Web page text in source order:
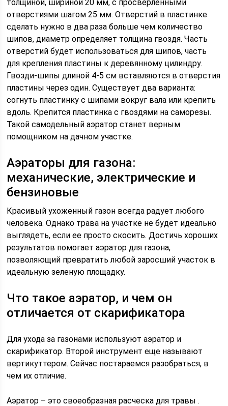
толщиной, шириной 20 мм, с просверленными
отверстиями шагом 25 мм. Отверстий в пластинке
сделать нужно в два раза больше чем количество
шипов, диаметр определяет толщина гвоздя. Часть
отверстий будет использоваться для шипов, часть
для крепления пластины к деревянному цилиндру.
Гвозди-шипы длиной 4-5 см вставляются в отверстия
пластины через один. Существует два варианта:
согнуть пластинку с шипами вокруг вала или крепить
вдоль. Крепится пластинка с гвоздями на саморезы.
Такой самодельный аэратор станет верным
помощником на дачном участке.
Аэраторы для газона:
механические, электрические и
бензиновые
Красивый ухоженный газон всегда радует любого
человека. Однако трава на участке не будет идеально
выглядеть, если ее просто скосить. Достичь хороших
результатов помогает аэратор для газона,
позволяющий превратить любой заросший участок в
идеальную зеленую площадку.
Что такое аэратор, и чем он
отличается от скарификатора
Для ухода за газонами используют аэратор и
скарификатор. Второй инструмент еще называют
вертикуттером. Сейчас постараемся разобраться, в
чем их отличие.
Аэратор – это своеобразная расческа для травы .